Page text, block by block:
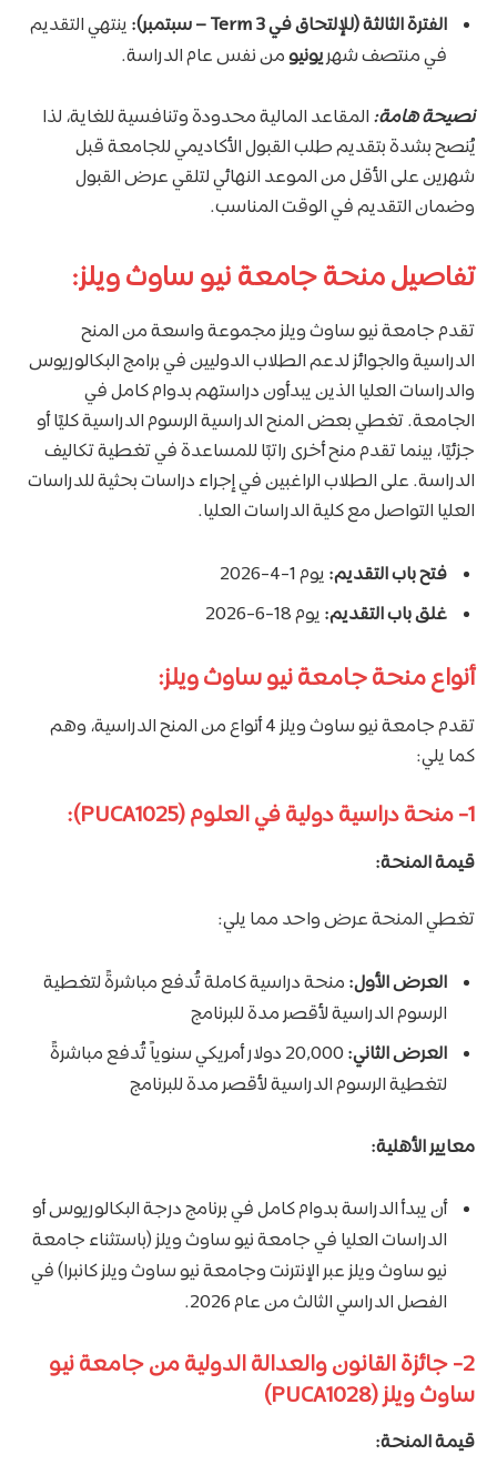
الفترة الثالثة (للإلتحاق في Term 3 – سبتمبر):
ينتهي التقديم
في منتصف شهريونيومن نفس عام الدراسة.
نصيحة هامة: المقاعد المالية محدودة وتنافسية للغاية، لذا
يُنصح بشدة بتقديم طلب القبول الأكاديمي للجامعة قبل
شهرين على الأقل من الموعد النهائي لتلقي عرض القبول
وضمان التقديم في الوقت المناسب.
تفاصيل منحة جامعة نيو ساوث ويلز:
تقدم جامعة نيو ساوث ويلز مجموعة واسعة من المنح
الدراسية والجوائز لدعم الطلاب الدوليين في برامج البكالوريوس
والدراسات العليا الذين يبدأون دراستهم بدوام كامل في
الجامعة. تغطي بعض المنح الدراسية الرسوم الدراسية كليًا أو
جزئيًا، بينما تقدم منح أخرى راتبًا للمساعدة في تغطية تكاليف
الدراسة. على الطلاب الراغبين في إجراء دراسات بحثية للدراسات
العليا التواصل مع كلية الدراسات العليا.
فتح باب التقديم: يوم 1-4-2026
غلق باب التقديم: يوم 18-6-2026
أنواع منحة جامعة نيو ساوث ويلز:
تقدم جامعة نيو ساوث ويلز 4 أنواع من المنح الدراسية، وهم
كما يلي:
1- منحة دراسية دولية في العلوم (PUCA1025):
قيمة المنحة:
تغطي المنحة عرض واحد مما يلي:
العرض الأول: منحة دراسية كاملة تُدفع مباشرةً لتغطية
الرسوم الدراسية لأقصر مدة للبرنامج
العرض الثاني:
20,000 دولار أمريكي سنوياً تُدفع مباشرةً
لتغطية الرسوم الدراسية لأقصر مدة للبرنامج
معايير الأهلية:
أن يبدأ الدراسة بدوام كامل في برنامج درجة البكالوريوس أو
الدراسات العليا في جامعة نيو ساوث ويلز (باستثناء جامعة
نيو ساوث ويلز عبر الإنترنت وجامعة نيو ساوث ويلز كانبرا) في
الفصل الدراسي الثالث من عام 2026.
2- جائزة القانون والعدالة الدولية من جامعة نيو
ساوث ويلز (PUCA1028)
قيمة المنحة: